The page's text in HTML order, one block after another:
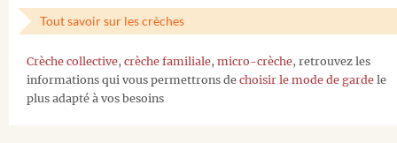
Tout savoir sur les crèches
Crèche collective, crèche familiale, micro-crèche, retrouvez les
informations qui vous permettrons de choisir le mode de garde le
plus adapté à vos besoins